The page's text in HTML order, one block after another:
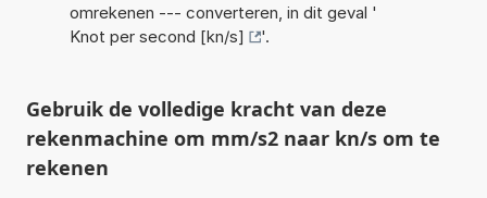
omrekenen --- converteren, in dit geval '
Knot per second [kn/s]
'.
Gebruik de volledige kracht van deze
rekenmachine om mm/s2 naar kn/s om te
rekenen